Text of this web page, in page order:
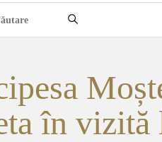
în vizită